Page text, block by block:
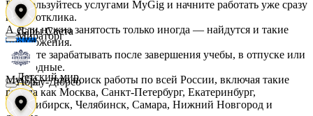
Дары Света
Детский мир
Мираторг
Абрау-Дюрсо
Воспользуйтесь услугами MyGig и начните работать уже сразу
после отклика.
А если нужна занятость только иногда — найдутся и такие
предложения.
Начните зарабатывать после завершения учебы, в отпуске или
в выходные.
MyGig — это поиск работы по всей России, включая такие
города как Москва, Санкт-Петербург, Екатеринбург,
Новосибирск, Челябинск, Самара, Нижний Новгород и